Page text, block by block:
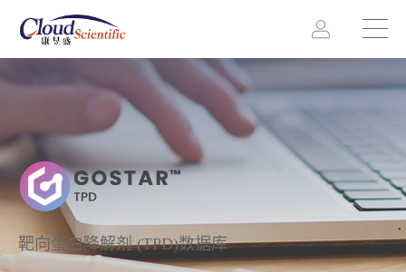
靶向蛋白降解剂 (TPD)数据库